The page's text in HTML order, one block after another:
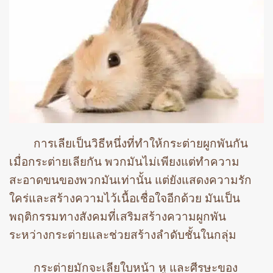
การเลียเป็นวิธีหนึ่งที่ทำให้กระต่ายผูกพันกัน
เมื่อกระต่ายเลียกัน พวกมันไม่เพียงแต่ทำความ
สะอาดขนของพวกมันเท่านั้น แต่ยังแสดงความรัก
ใคร่และสร้างความไว้เนื้อเชื่อใจอีกด้วย มันเป็น
พฤติกรรมทางสังคมที่เสริมสร้างความผูกพัน
ระหว่างกระต่ายและช่วยสร้างลำดับชั้นในกลุ่ม
กระต่ายมักจะเลียใบหน้า หู และศีรษะของ